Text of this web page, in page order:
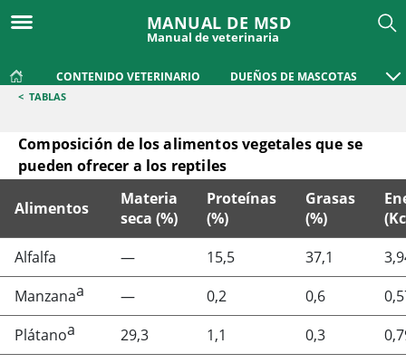
MANUAL DE MSD
Manual de veterinaria
CONTENIDO VETERINARIO DUEÑOS DE MASCOTAS
< TABLAS
Composición de los alimentos vegetales que se
pueden ofrecer a los reptiles
Composición de los alimentos vegetales que se pueden
Alimentos
Materia
seca (%)
Proteínas
(%)
Grasas
(%)
Alfalfa
— 15,5 37,1
Manzanaa — 0,2 0,6
Plátanoa 29,3 1,1 0,3